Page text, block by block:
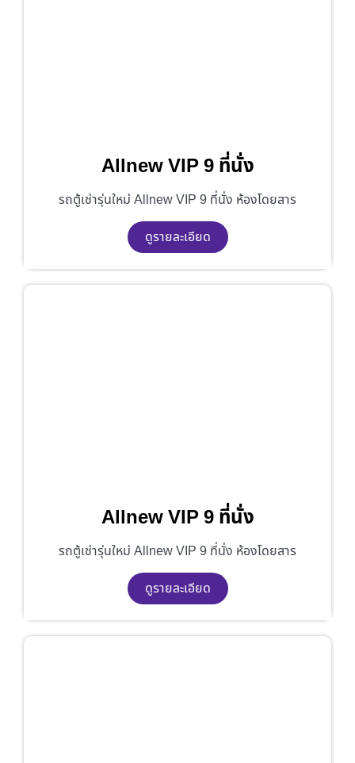
Allnew VIP 9 ที่นั่ง
รถตู้เช่ารุ่นใหม่ Allnew VIP 9 ที่นั่ง ห้องโดยสาร
ดูรายละเอียด
Allnew VIP 9 ที่นั่ง
รถตู้เช่ารุ่นใหม่ Allnew VIP 9 ที่นั่ง ห้องโดยสาร
ดูรายละเอียด